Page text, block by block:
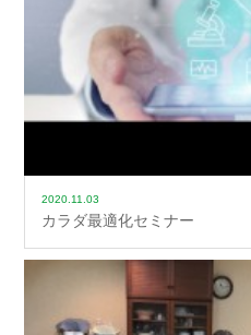
2020.11.03
カラダ最適化セミナー